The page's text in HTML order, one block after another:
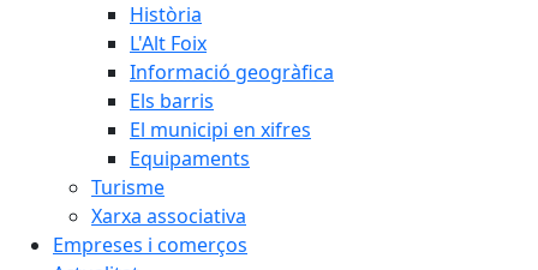
Història
L'Alt Foix
Informació geogràfica
Els barris
El municipi en xifres
Equipaments
Turisme
Xarxa associativa
Empreses i comerços